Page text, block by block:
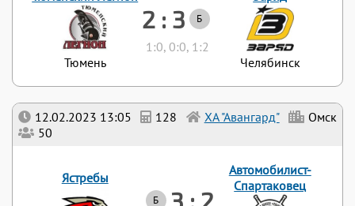
12.02.2023 13:05 128 ХА "Авангард"
Омск
50
Ястребы
3 : 2
Б
Автомобилист-
Спартаковец
Тюмень
2 : 3 Б
1:0, 0:0, 1:2
Челябинск